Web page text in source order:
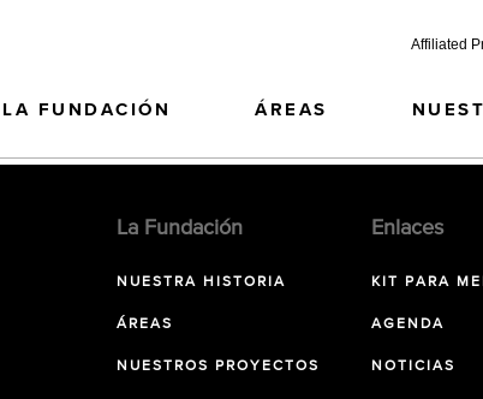
Affiliated
LA FUNDACIÓN ÁREAS
La Fundación
NUESTRA HISTORIA
ÁREAS
NUESTROS PROYECTOS
Enlaces
KIT PARA
AGENDA
NOTICIAS